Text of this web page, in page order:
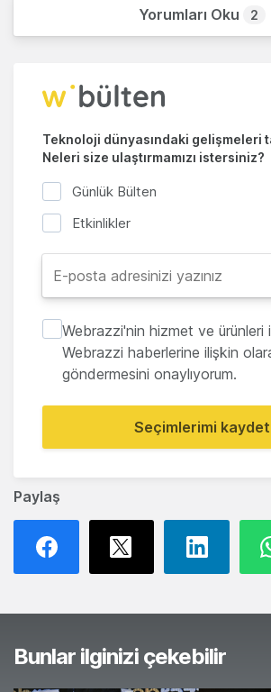
Paylaş
Yorumları Oku 2
Teknoloji dünyasındaki gelişmeleri
Neleri size ulaştırmamızı istersiniz?
Günlük Bülten
Etkinlikler
Webrazzi'nin hizmet ve ürünleri
Webrazzi haberlerine ilişkin
göndermesini onaylıyorum.
Seçimlerimi kaydet
Bunlar ilginizi çekebilir